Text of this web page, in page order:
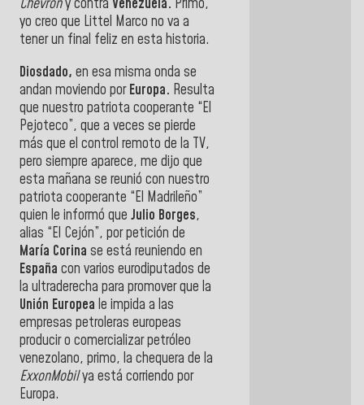
Chevrony contra Venezuela. Primo,
yo creo que Littel Marco no va a
tener un final feliz en esta historia.
Diosdado, en esa misma onda se
andan moviendo porEuropa. Resulta
que nuestro patriota cooperante “El
Pejoteco”, que a veces se pierde
más que el control remoto de la TV,
pero siempre aparece, me dijo que
esta mañana se reunió con nuestro
patriota cooperante “El Madrileño”
quien le informó que Julio Borges,
alias “El Cejón”, por petición de
María Corina se está reuniendo en
España con varios eurodiputados de
la ultraderecha para promover que la
Unión Europea le impida a las
empresas petroleras europeas
producir o comercializar petróleo
venezolano, primo, la chequera de la
ExxonMobilya está corriendo por
Europa.